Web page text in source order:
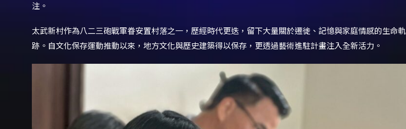
注。
太武新村作為八二三砲戰軍眷安置村落之一，歷經時代更迭，留下大量關於遷徙、記憶與家庭情感的生命軌
跡。自文化保存運動推動以來，地方文化與歷史建築得以保存，更透過藝術進駐計畫注入全新活力。